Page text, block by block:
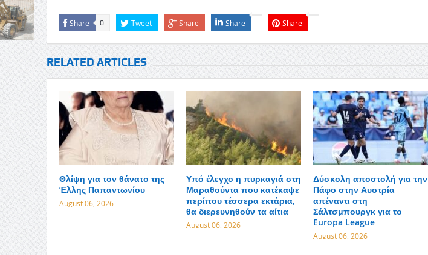
Share 0 Tweet Share Share Share
RELATED ARTICLES
Θλίψη για τον θάνατο της
Έλλης Παπαντωνίου
August 06, 2026
Υπό έλεγχο η πυρκαγιά στη
Μαραθούντα που κατέκαψε
περίπου τέσσερα εκτάρια,
θα διερευνηθούν τα αίτια
August 06, 2026
Δύσκολη αποστολή για την
Πάφο στην Αυστρία
απέναντι στη
Σάλτσμπουργκ για το
Europa League
August 06, 2026